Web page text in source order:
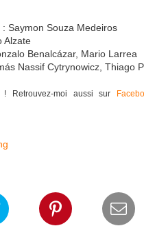
: Saymon Souza Medeiros
Alzate
Benalcázar, Mario Larrea
Nassif Cytrynowicz, Thiago
Retrouvez-moi aussi sur